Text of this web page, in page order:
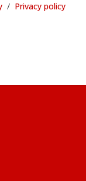
/ Privacy policy